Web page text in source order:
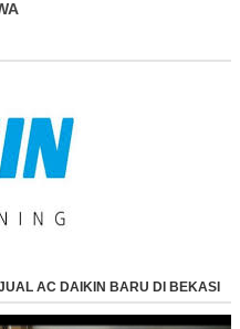
AC DAIKIN BARU DI BEKASI